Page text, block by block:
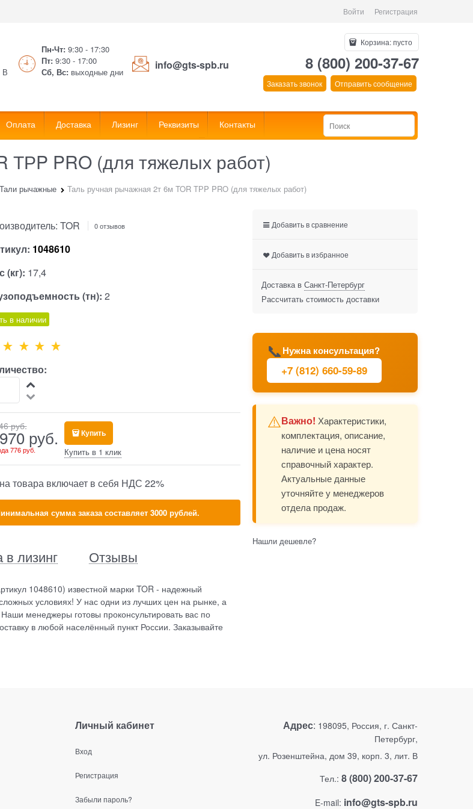
Войти Регистрация
В
Пн-Чт: 9:30 - 17:30
Пт: 9:30 - 17:00
Сб, Вс: выходные дни
info@gts-spb.ru
Корзина:пусто
8 (800) 200-37-67
Заказать звонок Отправить сообщение
Оплата Доставка Лизинг Реквизиты Контакты
ТРP PRO (для тяжелых работ)
Тали рычажные Таль ручная рычажная 2т 6м TOR ТРP PRO (для тяжелых работ)
TOR 0 отзывов
1048610
(кг): 17,4
(тн): 2
в наличии
руб.
руб.
776 руб.
Купить
Купить в 1 клик
товара включает в себя НДС 22%
сумма заказа составляет 3000 рублей.
в лизинг Отзывы
1048610) известной марки TOR - надежный
условиях! У нас одни из лучших цен на рынке, а
менеджеры готовы проконсультировать вас по
в любой населённый пункт России. Заказывайте
📞Нужна консультация?
+7 (812) 660-59-89
⚠️Важно! Характеристики,
комплектация, описание,
наличие и цена носят
справочный характер.
Актуальные данные
уточняйте у менеджеров
отдела продаж.
Добавить в сравнение
Добавить в избранное
Доставка в Санкт-Петербург
Рассчитать стоимость доставки
Нашли дешевле?
Личный кабинет
Вход
Регистрация
Забыли пароль?
Адрес: 198095, Россия, г. Санкт-
Петербург,
ул. Розенштейна, дом 39, корп. 3, лит. В
Тел.: 8 (800) 200-37-67
E-mail: info@gts-spb.ru